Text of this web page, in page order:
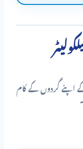
کے اپنے گردوں کے کام